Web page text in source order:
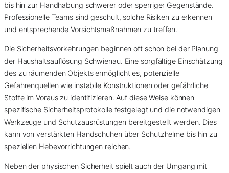
bis hin zur Handhabung schwerer oder sperriger Gegenstände.
Professionelle Teams sind geschult, solche Risiken zu erkennen
und entsprechende Vorsichtsmaßnahmen zu treffen.
Die Sicherheitsvorkehrungen beginnen oft schon bei der Planung
der Haushaltsauflösung Schwienau. Eine sorgfältige Einschätzung
des zu räumenden Objekts ermöglicht es, potenzielle
Gefahrenquellen wie instabile Konstruktionen oder gefährliche
Stoffe im Voraus zu identifizieren. Auf diese Weise können
spezifische Sicherheitsprotokolle festgelegt und die notwendigen
Werkzeuge und Schutzausrüstungen bereitgestellt werden. Dies
kann von verstärkten Handschuhen über Schutzhelme bis hin zu
speziellen Hebevorrichtungen reichen.
Neben der physischen Sicherheit spielt auch der Umgang mit